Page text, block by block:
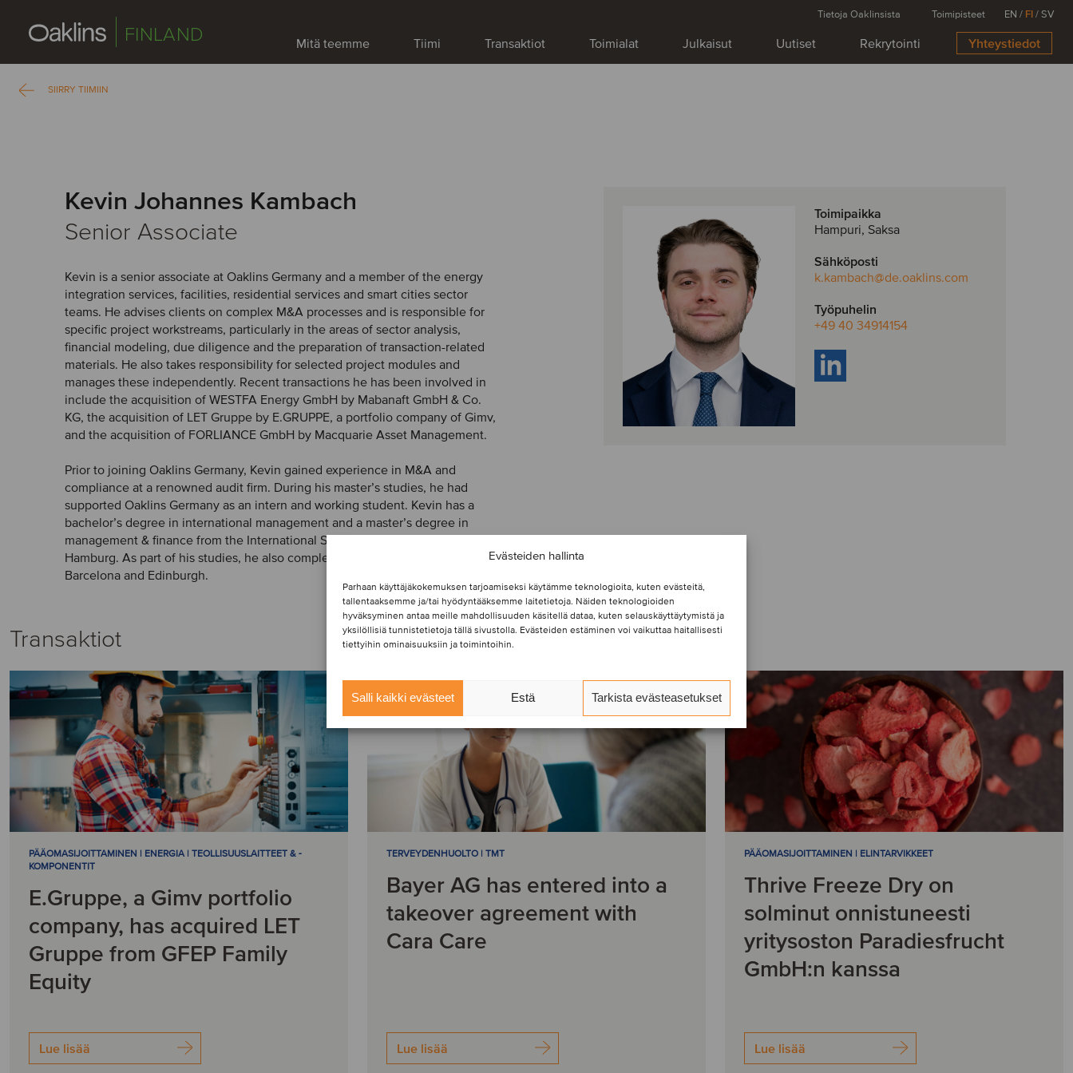
Evästeiden hallinta
Parhaan käyttäjäkokemuksen tarjoamiseksi käytämme teknologioita, kuten evästeitä,
tallentaaksemme ja/tai hyödyntääksemme laitetietoja. Näiden teknologioiden
hyväksyminen antaa meille mahdollisuuden käsitellä dataa, kuten selauskäyttäytymistä ja
yksilöllisiä tunnistetietoja tällä sivustolla. Evästeiden estäminen voi vaikuttaa haitallisesti
tiettyihin ominaisuuksiin ja toimintoihin.
Salli kaikki evästeet Estä Tarkista evästeasetukset
FINLAND Mitä teemme Tiimi Transaktiot Toimialat Julkaisut Uutiset Rekrytointi Yhteystiedot
Tietoja Oaklinsista Toimipisteet EN / FI/SV
SIIRRY TIIMIIN
Kevin Johannes Kambach
Senior Associate
Kevin is a senior associate at Oaklins Germany and a member of the energy
integration services, facilities, residential services and smart cities sector
teams. He advises clients on complex M&A processes and is responsible for
specific project workstreams, particularly in the areas of sector analysis,
financial modeling, due diligence and the preparation of transaction-related
materials. He also takes responsibility for selected project modules and
manages these independently. Recent transactions he has been involved in
include the acquisition of WESTFA Energy GmbH by Mabanaft GmbH & Co.
KG, the acquisition of LET Gruppe by E.GRUPPE, a portfolio company of Gimv,
and the acquisition of FORLIANCE GmbH by Macquarie Asset Management.
Prior to joining Oaklins Germany, Kevin gained experience in M&A and
compliance at a renowned audit firm. During his master’s studies, he had
supported Oaklins Germany as an intern and working student. Kevin has a
bachelor’s degree in international management and a master’s degree in
management & finance from the International School of Management in
Hamburg. As part of his studies, he also completed two semesters abroad in
Barcelona and Edinburgh.
Toimipaikka
Hampuri, Saksa
Sähköposti
k.kambach@de.oaklins.com
Työpuhelin
+49 40 34914154
Transaktiot
PÄÄOMASIJOITTAMINEN | ENERGIA | TEOLLISUUSLAITTEET & -
KOMPONENTIT
E.Gruppe, a Gimv portfolio
company, has acquired LET
Gruppe from GFEP Family
Equity
Lue lisää
TERVEYDENHUOLTO | TMT
Bayer AG has entered into a
takeover agreement with
Cara Care
Lue lisää
PÄÄOMASIJOITTAMINEN | ELINTARVIKKEET
Thrive Freeze Dry on
solminut onnistuneesti
yritysoston Paradiesfrucht
GmbH:n kanssa
Lue lisää